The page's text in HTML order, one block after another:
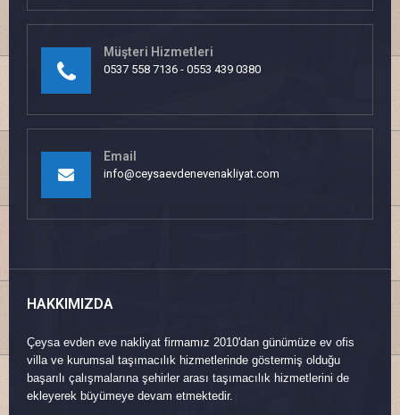
Müşteri Hizmetleri
0537 558 7136 - 0553 439 0380
Email
info@ceysaevdenevenakliyat.com
HAKKIMIZDA
Çeysa evden eve nakliyat firmamız 2010'dan günümüze ev ofis
villa ve kurumsal taşımacılık hizmetlerinde göstermiş olduğu
başarılı çalışmalarına şehirler arası taşımacılık hizmetlerini de
ekleyerek büyümeye devam etmektedir.